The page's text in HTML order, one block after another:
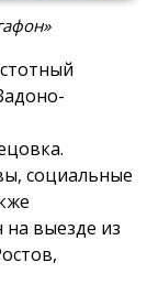
социальные
на выезде из